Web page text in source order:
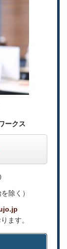
ークス
除く）
ます。